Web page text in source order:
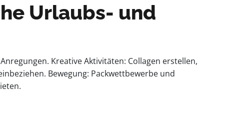
Urlaubs- und
Kreative Aktivitäten: Collagen erstellen,
Bewegung: Packwettbewerbe und